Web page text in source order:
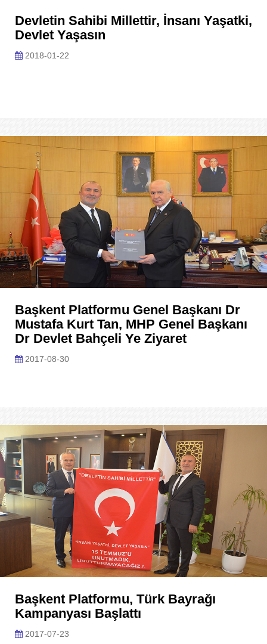
Devletin Sahibi Millettir, İnsanı Yaşatki,
Devlet Yaşasın
2018-01-22
Başkent Platformu Genel Başkanı Dr
Mustafa Kurt Tan, MHP Genel Başkanı
Dr Devlet Bahçeli Ye Ziyaret
2017-08-30
Başkent Platformu, Türk Bayrağı
Kampanyası Başlattı
2017-07-23